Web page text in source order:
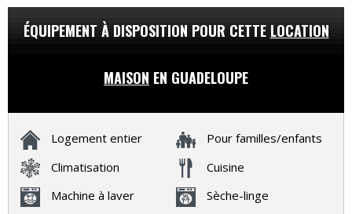
ÉQUIPEMENT À DISPOSITION POUR CETTE LOCATION
MAISON EN GUADELOUPE
Logement entier
Pour familles/enfants
Climatisation
Cuisine
Machine à laver
Sèche-linge